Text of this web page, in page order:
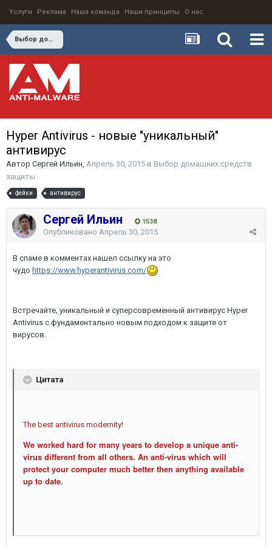
Услуги Реклама Наша команда Наши принципы О нас
Выбор домашних средств защиты
Hyper Antivirus - новые "уникальный"
антивирус
Автор Сергей Ильин, Апрель 30, 2015 в Выбор домашних средств
защиты
фейки антивирус
Сергей Ильин 1538
Опубликовано Апрель 30, 2015
В спаме в комментах нашел ссылку на это
чудо https://www.hyperantivirus.com/
Встречайте, уникальный и суперсовременный антивирус Hyper
Antivirus с фундаментально новым подходом к защите от
вирусов.
Цитата
The best antivirus modernity!
We worked hard for many years to develop a unique anti-
virus different from all others. An anti-virus which will
protect your computer much better then anything available
up to date.